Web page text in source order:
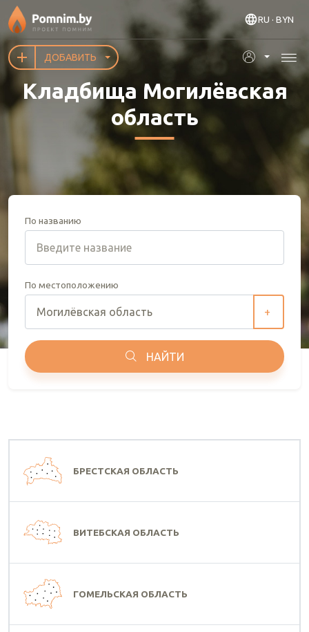
Перейти к основному содержанию
RU · BYN
ДОБАВИТЬ
Кладбища Могилёвская
область
По названию
По местоположению
+
НАЙТИ
БРЕСТСКАЯ ОБЛАСТЬ
ВИТЕБСКАЯ ОБЛАСТЬ
ГОМЕЛЬСКАЯ ОБЛАСТЬ